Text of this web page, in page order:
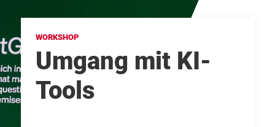
WORKSHOP
Umgang mit KI-
Tools